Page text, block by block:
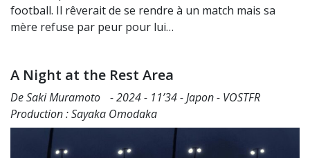
football. Il rêverait de se rendre à un match mais sa
mère refuse par peur pour lui…
A Night at the Rest Area
De Saki Muramoto - 2024 - 11’34 - Japon - VOSTFR
Production : Sayaka Omodaka